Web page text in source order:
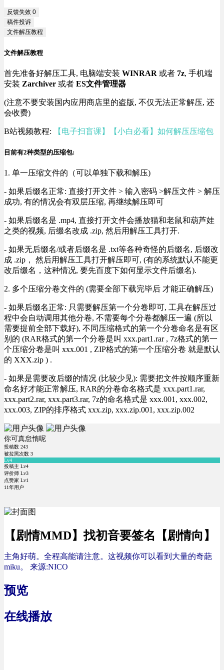
反馈失效 0
稿件投诉
文件解压教程
文件解压教程
首先准备好解压工具, 电脑端安装 WINRAR 或者 7z, 手机端
安装 Zarchiver 或者 ES文件管理器
(注意不要安装国内应用商店里的盗版, 不仅无法正常解压, 还
会收费)
B站视频教程: 【电子扫盲课】【小白必看】如何解压压缩包
目前有2种类型的压缩包:
1. 单一压缩文件的（可以单独下载和解压)
- 如果后缀名正常: 直接打开文件 > 输入密码 >解压文件 > 解压
成功, 有的情况会有双层压缩, 再继续解压即可
- 如果后缀名是 .mp4, 直接打开文件会播放猫和老鼠和葫芦娃
之类的视频, 后缀名改成 .zip, 然后用解压工具打开.
- 如果无后缀名/或者后缀名是 .txt等各种奇怪的后缀名, 后缀改
成 .zip， 然后用解压工具打开解压即可, (有的系统默认不能更
改后缀名，这种情况, 要先百度下如何显示文件后缀名).
2. 多个压缩分卷文件的 (需要全部下载完毕后 才能正确解压)
- 如果后缀名正常: 只需要解压第一个分卷即可, 工具在解压过
程中会自动调用其他分卷, 不需要每个分卷都解压一遍 (所以
需要提前全部下载好), 不同压缩格式的第一个分卷命名是有区
别的 (RAR格式的第一个分卷是叫 xxx.part1.rar , 7z格式的第一
个压缩分卷是叫 xxx.001 , ZIP格式的第一个压缩分卷 就是默认
的 XXX.zip ) .
- 如果是需要改后缀的情况 (比较少见): 需要把文件按顺序重新
命名好才能正常解压, RAR的分卷命名格式是 xxx.part1.rar,
xxx.part2.rar, xxx.part3.rar, 7z的命名格式是 xxx.001, xxx.002,
xxx.003, ZIP的排序格式 xxx.zip, xxx.zip.001, xxx.zip.002
你可真怠惰呢
投稿数 243
被拉黑次数 3
Lv4
投稿主 Lv4
评价师 Lv3
点赞家 Lv1
11年用户
【剧情MMD】找初音要签名【剧情向】
主角好萌。全程高能请注意。这视频你可以看到大量的奇葩
miku。
来源:NICO
预览
在线播放